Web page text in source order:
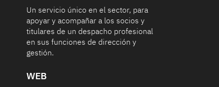
Un servicio único en el sector, para
apoyar y acompañar a los socios y
titulares de un despacho profesional
en sus funciones de dirección y
gestión.
WEB